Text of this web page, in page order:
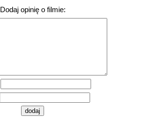
Dodaj opinię o filmie: